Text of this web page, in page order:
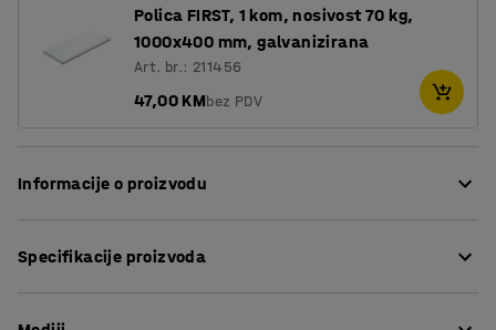
Polica FIRST, 1 kom, nosivost 70 kg,
1000x400 mm, galvanizirana
Art. br.: 211456
47,00 KMbez PDV
Informacije o proizvodu
dizajnom koji je idealan i za skladišta i za urede. To je
Specifikacije proizvoda